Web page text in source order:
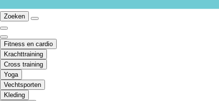
Zoeken
Fitness en cardio
Krachttraining
Cross training
Yoga
Vechtsporten
Kleding